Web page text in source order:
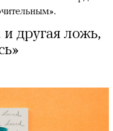
другая ложь,